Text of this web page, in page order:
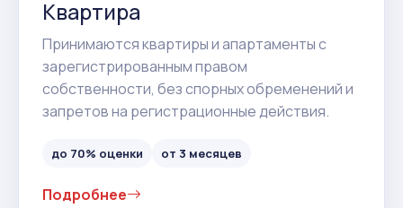
Квартира
Принимаются квартиры и апартаменты с
зарегистрированным правом
собственности, без спорных обременений и
запретов на регистрационные действия.
до 70% оценки от 3 месяцев
Подробнее